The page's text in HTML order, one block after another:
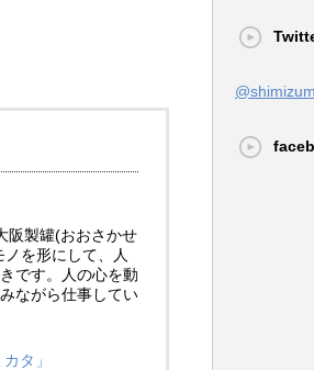
阪製罐(おおさかせ
を形にして、人
です。人の心を動
ながら仕事してい
タ」